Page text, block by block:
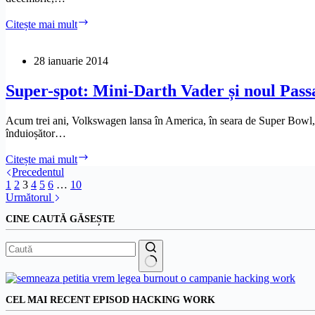
Citește mai mult
Fan
28 ianuarie 2014
Super-spot: Mini-Darth Vader și noul
Acum trei ani, Volkswagen lansa în America, în seara de Super
înduioșător…
Citește mai mult
și
noul
Passat
Precedentul
1 2 3 4 5 6 … 10
Următorul
CINE CAUTĂ GĂSEȘTE
Niciun
CEL MAI RECENT EPISOD HACKING WORK